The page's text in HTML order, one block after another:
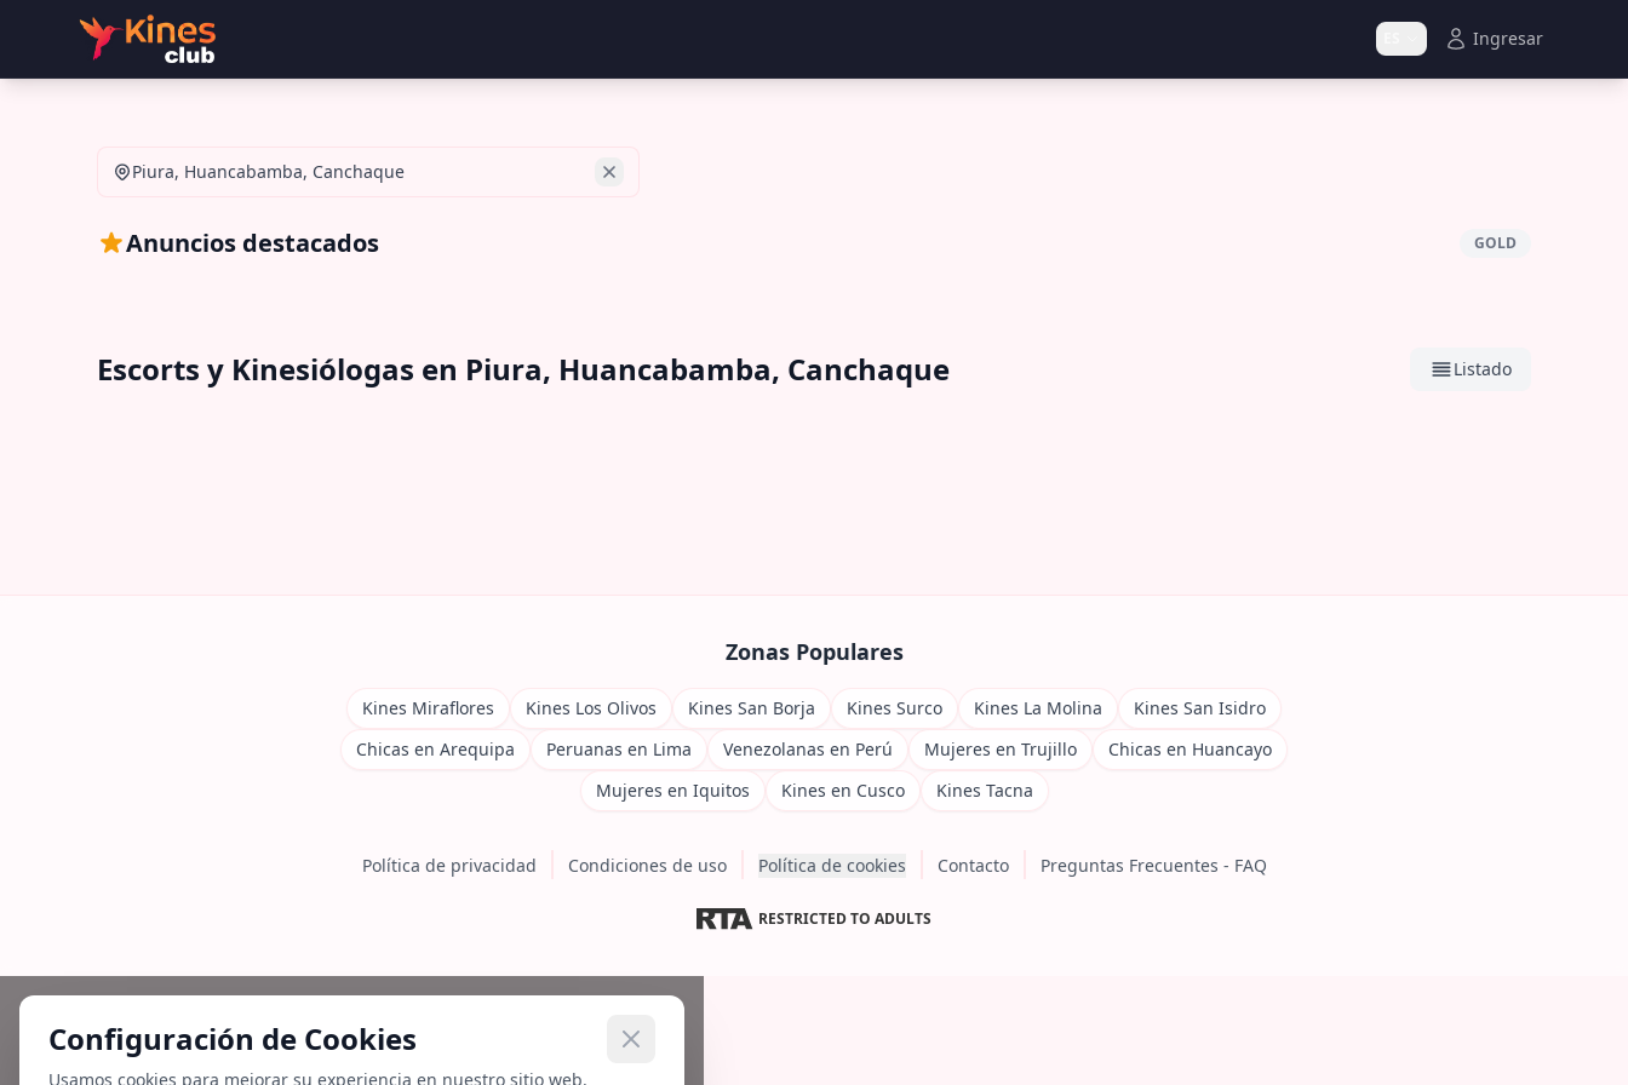
Ingresar
Piura, Huancabamba, Canchaque
Anuncios destacados GOLD
Escorts y Kinesiólogas en Piura, Huancabamba, Canchaque Listado
Zonas Populares
Kines Miraflores Kines Los Olivos Kines San Borja Kines Surco Kines La Molina
Kines San Isidro
Chicas en Arequipa
Peruanas en Lima Venezolanas en Perú Mujeres en Trujillo
Chicas en Huancayo
Mujeres en Iquitos
Kines en Cusco Kines Tacna
Política de privacidad Condiciones de uso Política de cookies Contacto Preguntas Frecuentes - FAQ
RESTRICTED TO ADULTS
Configuración de Cookies
Usamos cookies para mejorar su experiencia en nuestro sitio web.